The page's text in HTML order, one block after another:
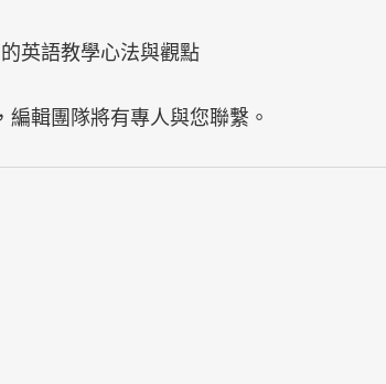
英語教學心法與觀點
輯團隊將有專人與您聯繫。